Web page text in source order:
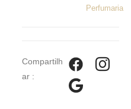
Perfumaria
Compartilh
ar :